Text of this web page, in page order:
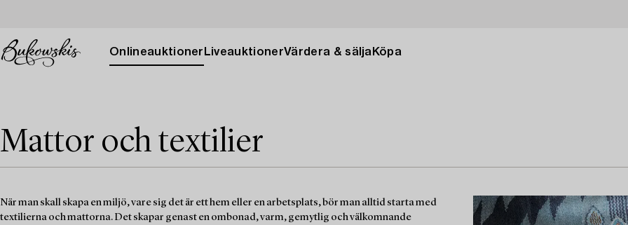
Onlineauktioner LiveauktionerVärdera & sälja Köpa
Mattor och textilier
När man skall skapa en miljö, vare sig det är ett hem eller en arbetsplats, bör man alltid starta med
textilierna och mattorna. Det skapar genast en ombonad, varm, gemytlig och välkomnande